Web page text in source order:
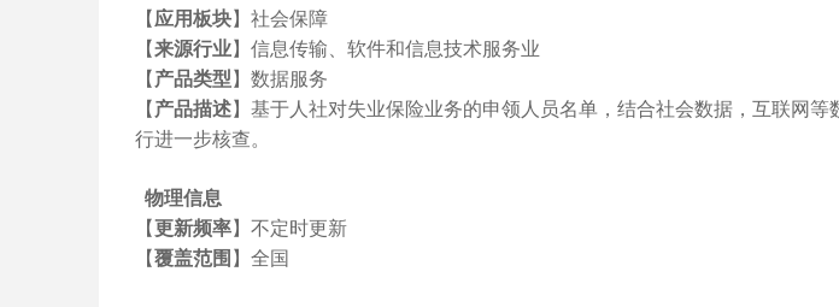
【 应用板块】 社会保障
【来源行业】信息传输、软件和信息技术服务业
【 产品类型 】数据服务
【 产品描述】 基于人社对失业保险业务的申领人员名单，结合社会数据，互联网
行进一步核查。
物理信息
【更新频率】不定时更新
【覆盖范围 】全国